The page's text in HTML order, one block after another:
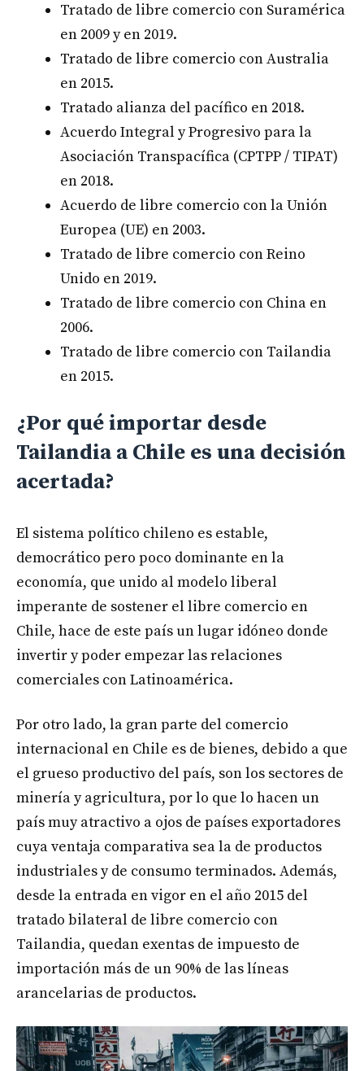
Tratado de libre comercio con Suramérica
en 2009 y en 2019.
Tratado de libre comercio con Australia
en 2015.
Tratado alianza del pacífico en 2018.
Acuerdo Integral y Progresivo para la
Asociación Transpacífica (CPTPP / TIPAT)
en 2018.
Acuerdo de libre comercio con la Unión
Europea (UE) en 2003.
Tratado de libre comercio con Reino
Unido en 2019.
Tratado de libre comercio con China en
2006.
Tratado de libre comercio con Tailandia
en 2015.
¿Por qué importar desde
Tailandia a Chile es una decisión
acertada?
El sistema político chileno es estable,
democrático pero poco dominante en la
economía, que unido al modelo liberal
imperante de sostener el libre comercio en
Chile, hace de este país un lugar idóneo donde
invertir y poder empezar las relaciones
comerciales con Latinoamérica.
Por otro lado, la gran parte del comercio
internacional en Chile es de bienes, debido a que
el grueso productivo del país, son los sectores de
minería y agricultura, por lo que lo hacen un
país muy atractivo a ojos de países exportadores
cuya ventaja comparativa sea la de productos
industriales y de consumo terminados. Además,
desde la entrada en vigor en el año 2015 del
tratado bilateral de libre comercio con
Tailandia, quedan exentas de impuesto de
importación más de un 90% de las líneas
arancelarias de productos.